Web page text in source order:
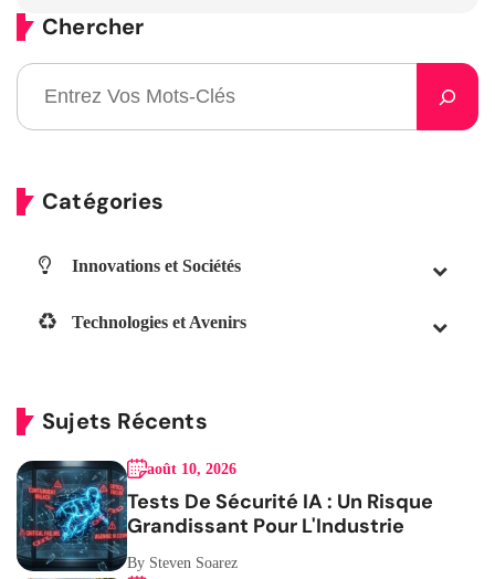
Chercher
Catégories
Innovations et Sociétés
Technologies et Avenirs
Sujets Récents
août 10, 2026
Tests De Sécurité IA : Un Risque
Grandissant Pour L'Industrie
By Steven Soarez